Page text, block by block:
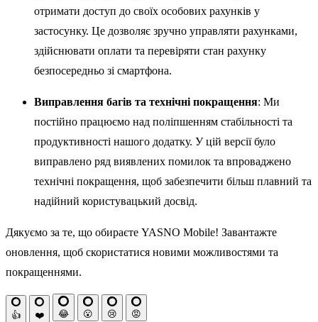
отримати доступ до своїх особових рахунків у
застосунку. Це дозволяє зручно управляти рахунками,
здійснювати оплати та перевіряти стан рахунку
безпосередньо зі смартфона.
Виправлення багів та технічні покращення: Ми
постійно працюємо над поліпшенням стабільності та
продуктивності нашого додатку. У цій версії було
виправлено ряд виявлених помилок та впроваджено
технічні покращення, щоб забезпечити більш плавний та
надійний користувацький досвід.
Дякуємо за те, що обираєте YASNO Mobile! Завантажте
оновлення, щоб скористатися новими можливостями та
покращеннями.
👍 ❤️ 😂 😮 😢 😡